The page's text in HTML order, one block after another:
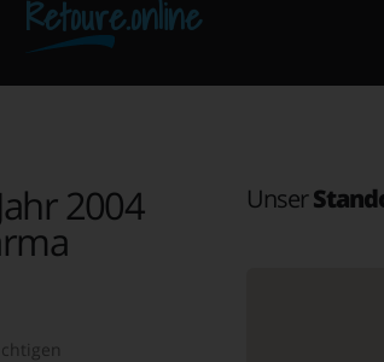
Retoure.online
2004 Unser